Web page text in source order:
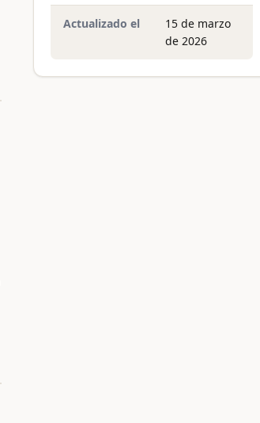
Actualizado el
15 de marzo
de 2026